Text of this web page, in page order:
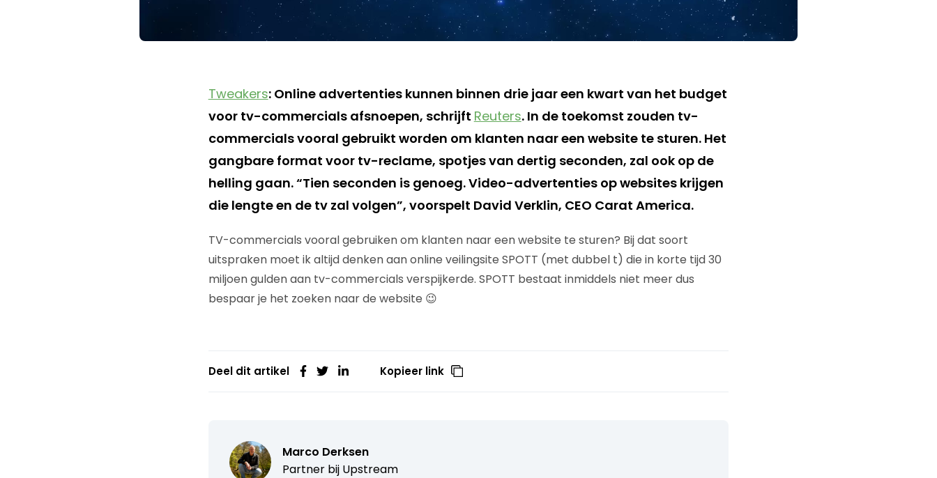
Tweakers: Online advertenties kunnen binnen drie jaar een kwart van het budget
voor tv-commercials afsnoepen, schrijft Reuters. In de toekomst zouden tv-
commercials vooral gebruikt worden om klanten naar een website te sturen. Het
gangbare format voor tv-reclame, spotjes van dertig seconden, zal ook op de
helling gaan. “Tien seconden is genoeg. Video-advertenties op websites krijgen
die lengte en de tv zal volgen”, voorspelt David Verklin, CEO Carat America.
TV-commercials vooral gebruiken om klanten naar een website te sturen? Bij dat soort
uitspraken moet ik altijd denken aan online veilingsite SPOTT (met dubbel t) die in korte tijd 30
miljoen gulden aan tv-commercials verspijkerde. SPOTT bestaat inmiddels niet meer dus
bespaar je het zoeken naar de website 😉
Deel dit artikel Kopieer link
Marco Derksen
Partner bij Upstream